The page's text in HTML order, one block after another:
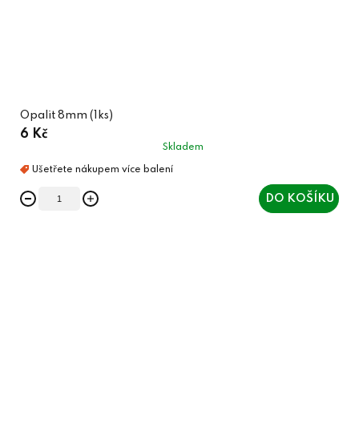
Opalit 8mm (1ks)
6 Kč
Skladem
DO KOŠÍKU